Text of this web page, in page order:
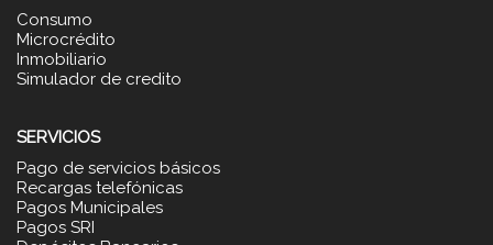
Consumo
Microcrédito
Inmobiliario
Simulador de credito
SERVICIOS
Pago de servicios básicos
Recargas telefónicas
Pagos Municipales
Pagos SRI